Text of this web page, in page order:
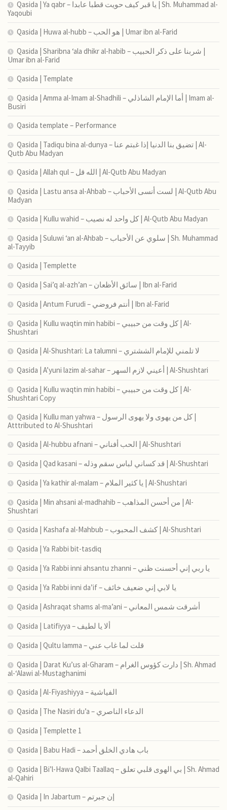
Qasida | Ya qabr – يا قبر كيف حويت قطبا عابدا | Sh. Muhammad al-
Yaqoubi
Qasida | Huwa al-hubb – هو الحب | Umar ibn al-Farid
Qasida | Sharibna ‘ala dhikr al-habib – شربنا على ذكر الحبيب |
Umar ibn al-Farid
Qasida | Template
Qasida | Amma al-Imam al-Shadhili – أما الإمام الشاذلي | Imam al-
Busiri
Qasida template – Performance
Qasida | Tadiqu bina al-dunya – تضيق بنا الدنيا إذا غبتم عنا | Al-
Qutb Abu Madyan
Qasida | Allah qul – الله قل | Al-Qutb Abu Madyan
Qasida | Lastu ansa al-Ahbab – لست أنسى الأحباب | Al-Qutb Abu
Madyan
Qasida | Kullu wahid – كل واحد له نصيب | Al-Qutb Abu Madyan
Qasida | Suluwi ‘an al-Ahbab – سلوي عن الأحباب | Sh. Muhammad
al-Tayyib
Qasida | Templette
Qasida | Sai’q al-azh’an – سائق الأظعان | Ibn al-Farid
Qasida | Antum Furudi – أنتم فروضي | Ibn al-Farid
Qasida | Kullu waqtin min habibi – كل وقت من حبيبي | Al-
Shushtari
Qasida | Al-Shushtari: La talumni – لا تلمني للإمام الششتري
Qasida | A’yuni lazim al-sahar – أعيني لازم السهر | Al-Shushtari
Qasida | Kullu waqtin min habibi – كل وقت من حبيبي | Al-
Shushtari Copy
Qasida | Kullu man yahwa – كل من يهوى ولا يهوى الرسول |
Atttributed to Al-Shushtari
Qasida | Al-hubbu afnani – الحب أفناني | Al-Shushtari
Qasida | Qad kasani – قد كساني لباس سقم وذله | Al-Shushtari
Qasida | Ya kathir al-malam – يا كثير الملام | Al-Shushtari
Qasida | Min ahsani al-madhahib – من أحسن المذاهب | Al-
Shushtari
Qasida | Kashafa al-Mahbub – كشف المحبوب | Al-Shushtari
Qasida | Ya Rabbi bit-tasdiq
Qasida | Ya Rabbi inni ahsantu zhanni – يا ربي إني أحسنت ظني
Qasida | Ya Rabbi inni da’if – يا لابي إني ضعيف خائف
Qasida | Ashraqat shams al-ma’ani – أشرقت شمس المعاني
Qasida | Latifiyya – ألا يا لطيف
Qasida | Qultu lamma – قلت لما غاب عني
Qasida | Darat Ku’us al-Gharam – دارت كؤوس الغرام | Sh. Ahmad
al-‘Alawi al-Mustaghanimi
Qasida | Al-Fiyashiyya – الفياشية
Qasida | The Nasiri du’a – الدعاء الناصري
Qasida | Templette 1
Qasida | Babu Hadi – ﺑﺎب ﻫﺎدي اﻟﺨﻠﻖ أﺣﻤﺪ
Qasida | Bi’l-Hawa Qalbi Taallaq – بي الهوى قلبي تعلق | Sh. Ahmad
al-Qahiri
Qasida | In Jabartum – إن جبرتم